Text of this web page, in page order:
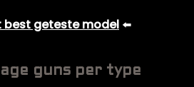
best geteste model ⬅️
guns per type